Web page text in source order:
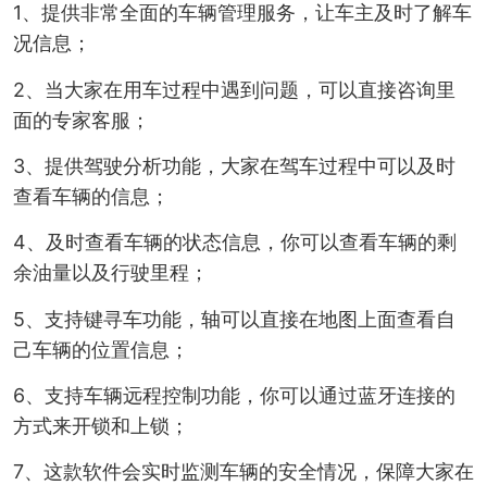
1、提供非常全面的车辆管理服务，让车主及时了解车
况信息；
2、当大家在用车过程中遇到问题，可以直接咨询里
面的专家客服；
3、提供驾驶分析功能，大家在驾车过程中可以及时
查看车辆的信息；
4、及时查看车辆的状态信息，你可以查看车辆的剩
余油量以及行驶里程；
5、支持键寻车功能，轴可以直接在地图上面查看自
己车辆的位置信息；
6、支持车辆远程控制功能，你可以通过蓝牙连接的
方式来开锁和上锁；
7、这款软件会实时监测车辆的安全情况，保障大家在